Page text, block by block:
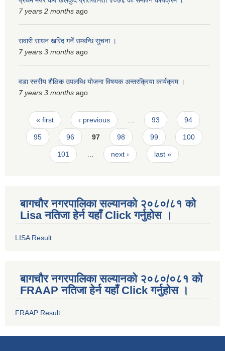
7 years 2 months ago
सवारी साधन खरिद गर्ने सम्बन्धि सुचना ।
7 years 3 months ago
वडा स्तरीय शैक्षिक उपलब्धि योजना विषयक अन्तरक्रिया कार्यक्रम ।
7 years 3 months ago
Pages
« first ‹ previous … 93 94
95 96 97 98 99 100
101 … next › last »
बागचौर नगरपालिका सल्यानको २०८०/८१ को
Lisa नतिजा हेर्न यहाँ Click गर्नुहोस ।
LISA Result
बागचौर नगरपालिका सल्यानको २०८०/०८१ को
FRAAP नतिजा हेर्न यहाँ Click गर्नुहोस ।
FRAAP Result